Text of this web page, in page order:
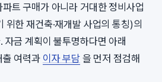
트 구매가 아니라 거대한 정비사업
위한 재건축·재개발 사업의 통칭)의
자금 계획이 불투명하다면 아래
출 여력과 이자 부담을 먼저 점검해